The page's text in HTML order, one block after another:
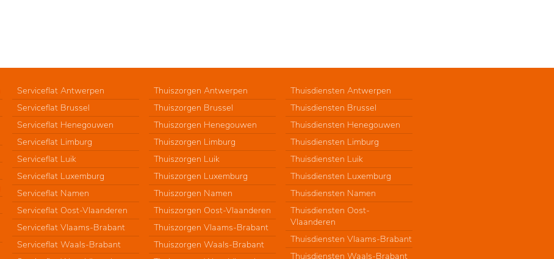
Serviceflat Antwerpen
Serviceflat Brussel
Serviceflat Henegouwen
Serviceflat Limburg
Serviceflat Luik
Serviceflat Luxemburg
Serviceflat Namen
Serviceflat Oost-Vlaanderen
Serviceflat Vlaams-Brabant
Serviceflat Waals-Brabant
Thuiszorgen Antwerpen
Thuiszorgen Brussel
Thuiszorgen Henegouwen
Thuiszorgen Limburg
Thuiszorgen Luik
Thuiszorgen Luxemburg
Thuiszorgen Namen
Thuiszorgen Oost-Vlaanderen
Thuiszorgen Vlaams-Brabant
Thuiszorgen Waals-Brabant
Thuisdiensten Antwerpen
Thuisdiensten Brussel
Thuisdiensten Henegouwen
Thuisdiensten Limburg
Thuisdiensten Luik
Thuisdiensten Luxemburg
Thuisdiensten Namen
Thuisdiensten Oost-
Vlaanderen
Thuisdiensten Vlaams-Brabant
Thuisdiensten Waals-Brabant